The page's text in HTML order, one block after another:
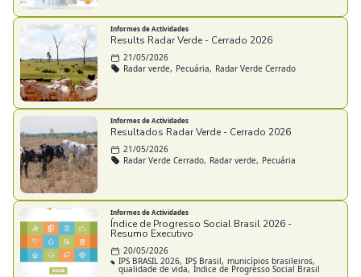
Informes de Actividades
Results Radar Verde - Cerrado 2026
21/05/2026
Radar verde, Pecuária, Radar Verde Cerrado
Informes de Actividades
Resultados Radar Verde - Cerrado 2026
21/05/2026
Radar Verde Cerrado, Radar verde, Pecuária
Informes de Actividades
Índice de Progresso Social Brasil 2026 -
Resumo Executivo
20/05/2026
IPS BRASIL 2026, IPS Brasil, municípios brasileiros,
qualidade de vida, Índice de Progresso Social Brasil